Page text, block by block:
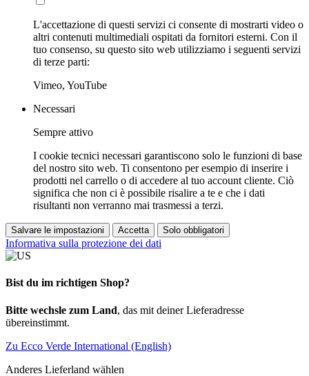
L'accettazione di questi servizi ci consente di mostrarti video o
altri contenuti multimediali ospitati da fornitori esterni. Con il
tuo consenso, su questo sito web utilizziamo i seguenti servizi
di terze parti:
Vimeo, YouTube
Necessari
Sempre attivo
I cookie tecnici necessari garantiscono solo le funzioni di base
del nostro sito web. Ti consentono per esempio di inserire i
prodotti nel carrello o di accedere al tuo account cliente. Ciò
significa che non ci è possibile risalire a te e che i dati
risultanti non verranno mai trasmessi a terzi.
Salvare le impostazioni Accetta Solo obbligatori
Informativa sulla protezione dei dati
Bist du im richtigen Shop?
Bitte wechsle zum Land, das mit deiner Lieferadresse
übereinstimmt.
Zu Ecco Verde International (English)
Anderes Lieferland wählen